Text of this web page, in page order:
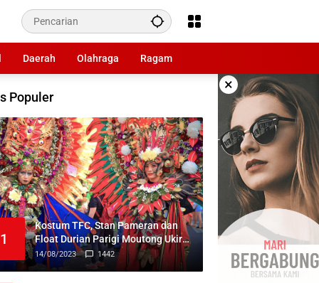
Daerah Olahraga Ragam
×
Populer
1
Kostum TFC, Stan Pameran dan
Float Durian Parigi Moutong Ukir
Prestasi di TIFF 2023
14/08/2023 1442